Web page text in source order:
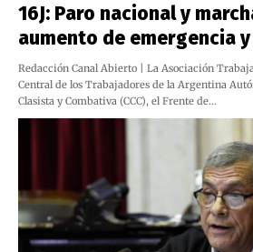
16J: Paro nacional y
aumento de emergencia
Redacción Canal Abierto | La Asociación
Central de los Trabajadores de la Argentina
Clasista y Combativa (CCC), el Frente de…